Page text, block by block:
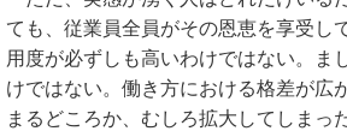
ても、従業員全員がその恩恵を享受し
用度が必ずしも高いわけではない。ま
けではない。働き方における格差が広
まるどころか、むしろ拡大してしま